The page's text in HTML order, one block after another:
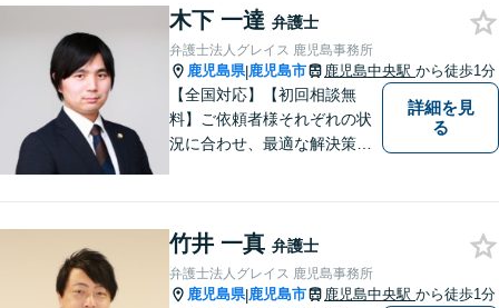
合わせも受け付けておりま
す。お気軽にご相談くださ
い。
木下 一達 弁護士
弁護士法人グレイス 鹿児島事務所
鹿児島県|鹿児島市 鹿児島中央駅 から徒歩1分
【全国対応】【初回相談無
料】ご依頼者様それぞれの状
況に合わせ、最適な解決策を
き合い、解決までしっかりサ
ポートします。【電話・WEB
相談も対応可能】
詳細を見
る
竹井 一真 弁護士
弁護士法人グレイス 鹿児島事務所
鹿児島県|鹿児島市 鹿児島中央駅 から徒歩1分